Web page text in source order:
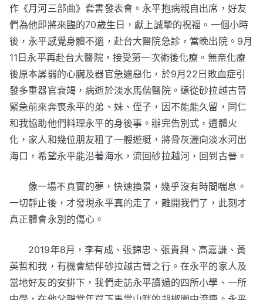
作《月河三部曲》套書發表會。永平抱病親自出席，好友
們為他即將來臨的70歲生日，獻上誠摯的祝福。一個小時
後，永平感覺身體不適，赴台大醫院急診，當晚出院。9月
11日永平再赴台大醫院，接受第一次術後化療。無奈化療
後原本孱弱的心臟及器官急遽惡化，於9月22日敗血症引
發多重器官衰竭，病逝於淡水馬偕醫院。遠從砂拉越古晉
緊急前來奔喪永平的弟、妹、侄子，因不能能久留，同仁
和我協助他們料理永平的身後事。辦完告別式，遺體火
化，家人和幾位朋友租了一艘遊艇，將骨灰灑向淡水河出
海口，希望永平能沿著海水，流回砂拉越河，回到古晉。
像一場不真實的夢，快速換景，幾乎沒有時間喘息。
一切靜止後，才發現永平真的走了，離開我們了，此刻才
真正體會永別的傷心。
2019年8月，李有成、張錦忠、張貴興、高嘉謙、黃
英哲和我，有機會結伴砂拉越古晉之行。在永平的家人及
當地好友的安排下，我們走訪永平讀過的四所小學、一所